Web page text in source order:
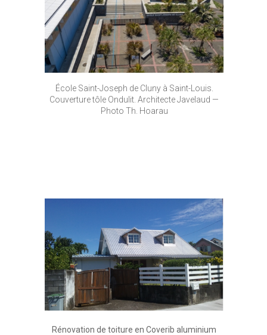
École Saint-Joseph de Cluny à Saint-Louis.
Couverture tôle Ondulit. Architecte Javelaud —
Photo Th. Hoarau
Rénovation de toiture en Coverib aluminium